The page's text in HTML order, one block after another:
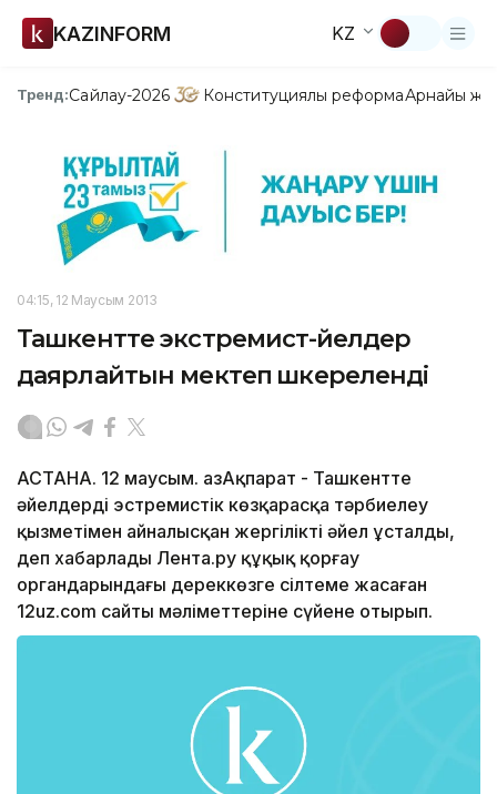
KAZINFORM KZ
Тренд:Сайлау-2026 Конституциялық реформаАрнайы
04:15, 12 Маусым 2013
Ташкентте экстремист-әйелдер
даярлайтын мектеп әшкереленді
АСТАНА. 12 маусым. ҚазАқпарат - Ташкентте
әйелдерді эстремистік көзқарасқа тәрбиелеу
қызметімен айналысқан жергілікті әйел ұсталды,
деп хабарлады Лента.ру құқық қорғау
органдарындағы дереккөзге сілтеме жасаған
12uz.com сайты мәліметтеріне сүйене отырып.